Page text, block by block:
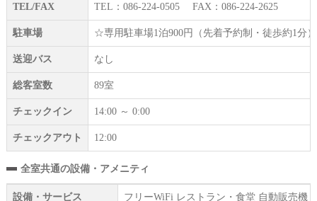
TEL/FAX TEL：086-224-0505 FAX：086-224-2625
駐車場 ☆専用駐車場1泊900円（先着予約制・徒歩約1分
送迎バス なし
総客室数 89室
チェックイン 14:00 ～ 0:00
チェックアウト 12:00
全室共通の設備・アメニティ
設備・サービス フリーWiFi レストラン・食堂 自動販売機